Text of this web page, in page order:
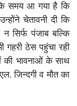
समय आ गया है कि
चेतावनी दी कि
सिर्फ पंजाब बल्कि
गहरी ठेस पहुंचा रही
की भावनाओं के साथ
जिन्दगी व मौत का